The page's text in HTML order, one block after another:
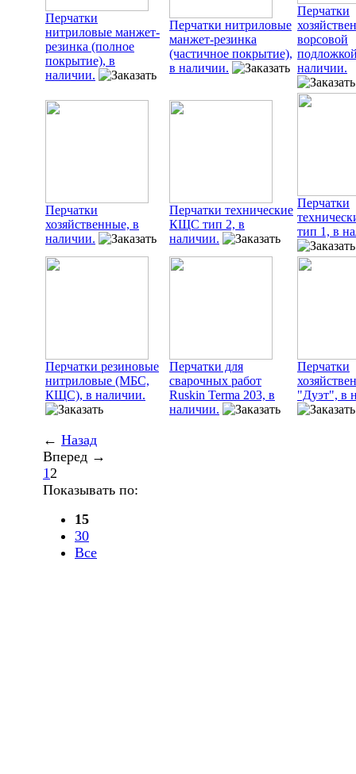
Перчатки
нитриловые манжет-
резинка (полное
покрытие), в
наличии.
Перчатки нитриловые
манжет-резинка
(частичное покрытие),
в наличии.
Перчатки
ворсовой
наличии.
Перчатки
хозяйственные, в
наличии.
Перчатки технические
КЩС тип 2, в
наличии.
Перчатки
тип 1, в
Перчатки резиновые
нитриловые (МБС,
КЩС), в наличии.
Перчатки для
сварочных работ
Ruskin Terma 203, в
наличии.
Перчатки
"Дуэт", в
← Назад
Вперед →
1 2
Показывать по:
15
30
Все